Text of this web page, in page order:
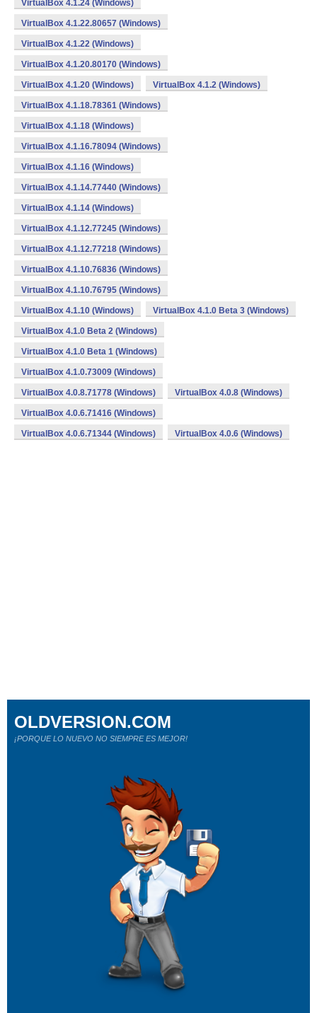
VirtualBox 4.1.24 (Windows)
VirtualBox 4.1.22.80657 (Windows)
VirtualBox 4.1.22 (Windows)
VirtualBox 4.1.20.80170 (Windows)
VirtualBox 4.1.20 (Windows) VirtualBox 4.1.2 (Windows)
VirtualBox 4.1.18.78361 (Windows)
VirtualBox 4.1.18 (Windows)
VirtualBox 4.1.16.78094 (Windows)
VirtualBox 4.1.16 (Windows)
VirtualBox 4.1.14.77440 (Windows)
VirtualBox 4.1.14 (Windows)
VirtualBox 4.1.12.77245 (Windows)
VirtualBox 4.1.12.77218 (Windows)
VirtualBox 4.1.10.76836 (Windows)
VirtualBox 4.1.10.76795 (Windows)
VirtualBox 4.1.10 (Windows) VirtualBox 4.1.0 Beta 3 (Windows)
VirtualBox 4.1.0 Beta 2 (Windows)
VirtualBox 4.1.0 Beta 1 (Windows)
VirtualBox 4.1.0.73009 (Windows)
VirtualBox 4.0.8.71778 (Windows) VirtualBox 4.0.8 (Windows)
VirtualBox 4.0.6.71416 (Windows)
VirtualBox 4.0.6.71344 (Windows) VirtualBox 4.0.6 (Windows)
OLDVERSION.COM
¡PORQUE LO NUEVO NO SIEMPRE ES MEJOR!